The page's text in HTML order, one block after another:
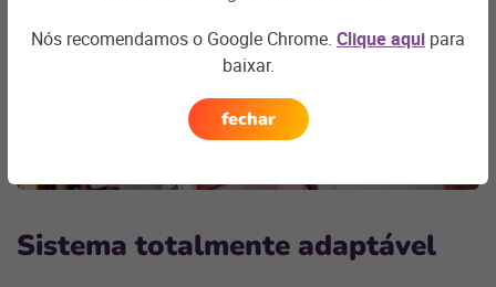
Sistema totalmente adaptável
Nós recomendamos o Google Chrome. Clique aqui para
baixar.
fechar